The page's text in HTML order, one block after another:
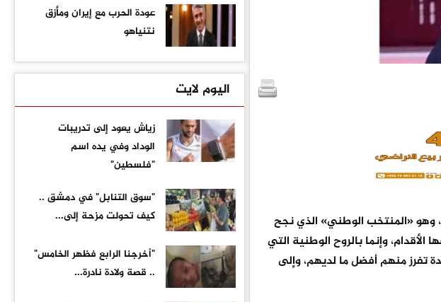
وهو «المنتخب الوطني» الذي نجح
وإنما بالروح الوطنية التي
تفرز منهم أفضل ما لديهم، وإلى
عودة الحرب مع إيران ومأزق
نتنياهو
اليوم لايت
زياش يعود إلى تدريبات
الوداد وفي يده اسم
"فلسطين"
"سوق التنابل" في دمشق ..
كيف تحولت مزحة إلى...
"أخرجنا الرابع فظهر الخامس"
.. قصة ولادة نادرة...